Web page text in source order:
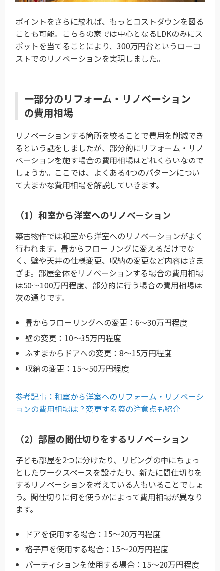
ポイントをさらに絞れば、もっとコストダウンを図る
ことも可能。こちらの家では中心となるLDKのみにス
ポットを当てることにより、300万円台というローコ
ストでのリノベーションを実現しました。
一部分のリフォーム・リノベーション
の費用相場
リノベーションする箇所を絞ることで費用を削減でき
るという話をしましたが、部分的にリフォーム・リノ
ベーションを施す場合の費用相場はどれくらいなので
しょうか。ここでは、よくある4つのパターンについ
て大まかな費用相場を解説していきます。
（1）和室から洋室へのリノベーション
築古物件では和室から洋室へのリノベーションがよく
行われます。畳からフローリングに変えるだけでな
く、壁や天井の仕様変更、収納の変更など内容はさま
ざま。部屋全体をリノベーションする場合の費用相場
は50〜100万円程度、部分的に行う場合の費用相場は
次の通りです。
畳からフローリングへの変更：6〜30万円程度
壁の変更：10〜35万円程度
ふすまからドアへの変更：8〜15万円程度
収納の変更：15〜50万円程度
参考記事：和室から洋室へのリフォーム・リノベーシ
ョンの費用相場は？変更する際の注意点も紹介
（2）部屋の間仕切りをするリノベーション
子ども部屋を2つに分けたり、リビングの中にちょっ
としたワークスペースを設けたり、新たに間仕切りを
するリノベーションを考えている人もいることでしょ
う。間仕切りに何を使うかによって費用相場が異なり
ます。
ドアを使用する場合：15〜20万円程度
格子戸を使用する場合：15〜20万円程度
パーティションを使用する場合：15〜20万円程度